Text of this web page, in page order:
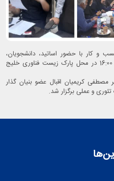
و کار با حضور اساتید، دانشجویان،
صاحبان ایده و ... از ساعت 8:00 الی 16:00 در محل پارک زیست فناوری خلیج
مصطفی کریمیان اقبال عضو بنیان گذار
و عملی برگزار شد.